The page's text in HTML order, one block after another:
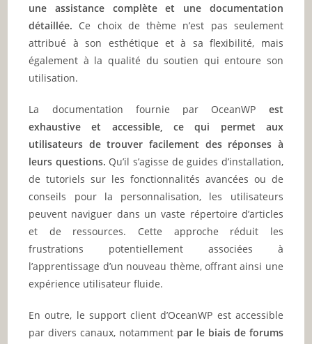
une assistance complète et une documentation
détaillée. Ce choix de thème n’est pas seulement
attribué à son esthétique et à sa flexibilité, mais
également à la qualité du soutien qui entoure son
utilisation.
La documentation fournie par OceanWP est
exhaustive et accessible, ce qui permet aux
utilisateurs de trouver facilement des réponses à
leurs questions. Qu’il s’agisse de guides d’installation,
de tutoriels sur les fonctionnalités avancées ou de
conseils pour la personnalisation, les utilisateurs
peuvent naviguer dans un vaste répertoire d’articles
et de ressources. Cette approche réduit les
frustrations potentiellement associées à
l’apprentissage d’un nouveau thème, offrant ainsi une
expérience utilisateur fluide.
En outre, le support client d’OceanWP est accessible
par divers canaux, notamment par le biais de forums